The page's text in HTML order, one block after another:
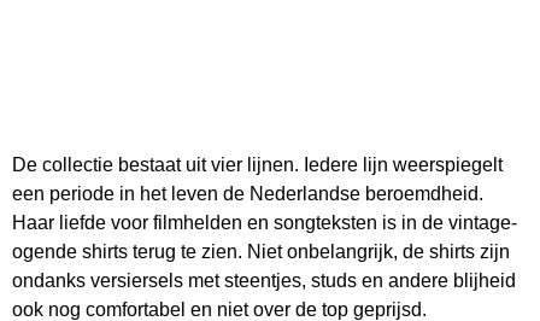
De collectie bestaat uit vier lijnen. Iedere lijn weerspiegelt
een periode in het leven de Nederlandse beroemdheid.
Haar liefde voor filmhelden en songteksten is in de vintage-
ogende shirts terug te zien. Niet onbelangrijk, de shirts zijn
ondanks versiersels met steentjes, studs en andere blijheid
ook nog comfortabel en niet over de top geprijsd.